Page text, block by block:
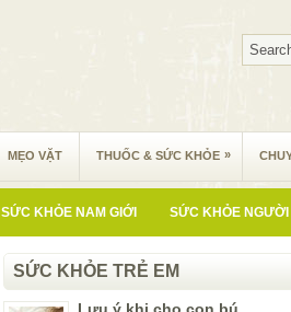
MẸO VẶT THUỐC & SỨC KHỎE »
SỨC KHỎE NAM GIỚI SỨC KHỎE NGƯỜI
SỨC KHỎE TRẺ EM